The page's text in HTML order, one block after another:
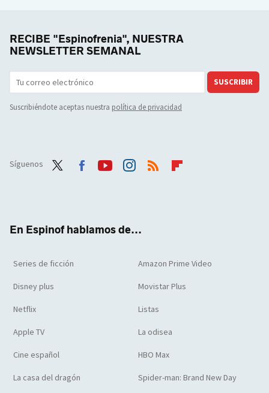
RECIBE "Espinofrenia", NUESTRA
NEWSLETTER SEMANAL
SUSCRIBIR
Suscribiéndote aceptas nuestra política de privacidad
Síguenos
En Espinof hablamos de...
Series de ficción Amazon Prime Video
Disney plus Movistar Plus
Netflix Listas
Apple TV La odisea
Cine español HBO Max
La casa del dragón Spider-man: Brand New Day